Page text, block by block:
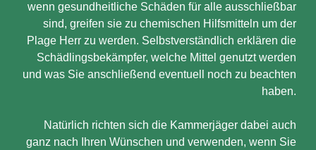
wenn gesundheitliche Schäden für alle ausschließbar
sind, greifen sie zu chemischen Hilfsmitteln um der
Plage Herr zu werden. Selbstverständlich erklären die
Schädlingsbekämpfer, welche Mittel genutzt werden
und was Sie anschließend eventuell noch zu beachten
haben.
Natürlich richten sich die Kammerjäger dabei auch
ganz nach Ihren Wünschen und verwenden, wenn Sie